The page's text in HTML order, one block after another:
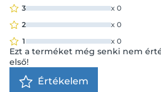
3
x 0
2
x 0
1
x 0
Ezt a terméket még senki nem
első!
Értékelem